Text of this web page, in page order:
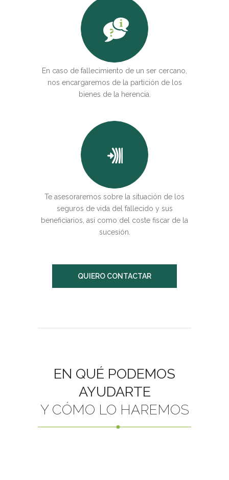
EMPRESA Y NEGOCIOS
Bono Horario
Constitución y modificación de empresas
Pactos parasociales y Protocolos Familiares
Reclamaciones de deuda vía judicial
CORPORATE COMPLIANCE
FAMILIA Y SUCESIONES
Incapacitaciones
Separaciones y Divorcios
Modificación de medidas
Sucesiones
DELITOS
Delitos de empresa
En caso de fallecimiento de un ser cercano,
nos encargaremos de la partición de los
bienes de la herencia.
Te asesoraremos sobre la situación de los
seguros de vida del fallecido y sus
beneficiarios, así como del coste fiscar de la
sucesión.
QUIERO CONTACTAR
EN QUÉ PODEMOS
AYUDARTE
Y CÓMO LO HAREMOS